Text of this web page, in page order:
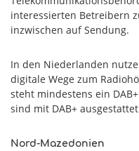
interessierten Betreibern
inzwischen auf Sendung.
In den Niederlanden
digitale Wege zum
steht mindestens ein
sind mit DAB+
Nord-Mazedonien